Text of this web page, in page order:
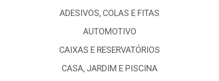
ADESIVOS, COLAS E FITAS
AUTOMOTIVO
CAIXAS E RESERVATÓRIOS
CASA, JARDIM E PISCINA